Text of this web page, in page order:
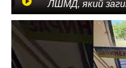
ЛШМД, який